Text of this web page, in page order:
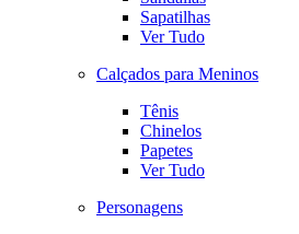
Sapatilhas
Ver Tudo
Calçados para Meninos
Tênis
Chinelos
Papetes
Ver Tudo
Personagens